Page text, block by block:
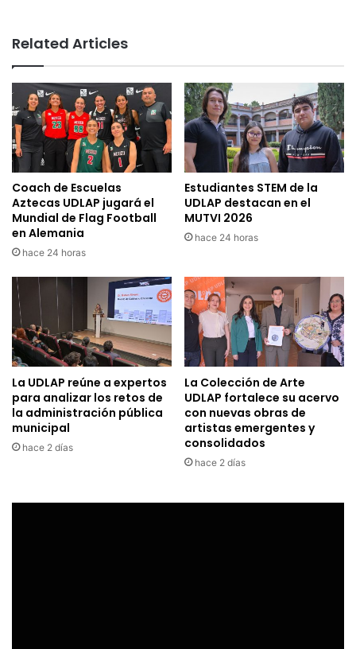
Related Articles
Coach de Escuelas
Aztecas UDLAP jugará el
Mundial de Flag Football
en Alemania
hace 24 horas
Estudiantes STEM de la
UDLAP destacan en el
MUTVI 2026
hace 24 horas
La UDLAP reúne a expertos
para analizar los retos de
la administración pública
municipal
hace 2 días
La Colección de Arte
UDLAP fortalece su acervo
con nuevas obras de
artistas emergentes y
consolidados
hace 2 días